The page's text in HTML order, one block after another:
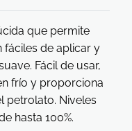
que permite
de aplicar y
Fácil de usar,
frío y proporciona
petrolato. Niveles
hasta 100%.